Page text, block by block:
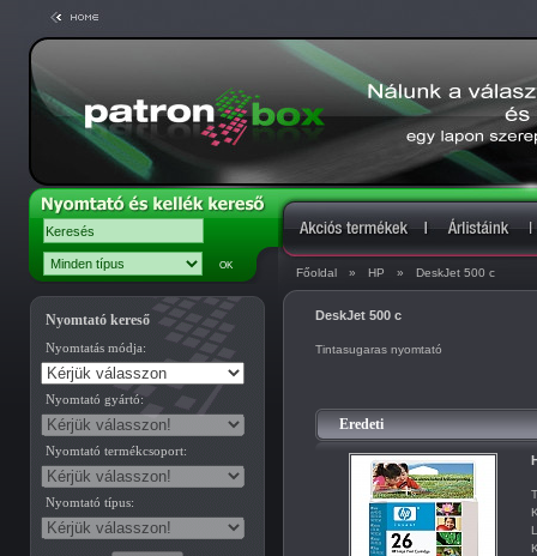
Főoldal » HP » DeskJet 500 c
Nyomtató kereső
Nyomtatás módja:
Nyomtató gyártó:
Nyomtató termékcsoport:
Nyomtató típus:
DeskJet 500 c
Tintasugaras nyomtató
Eredeti